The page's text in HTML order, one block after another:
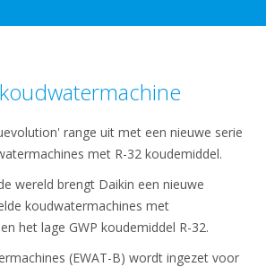
range uit met een nieuwe serie
met R-32 koudemiddel.
wereld brengt Daikin een nieuwe
koudwatermachines met
het lage GWP koudemiddel R-32.
(EWAT-B) wordt ingezet voor